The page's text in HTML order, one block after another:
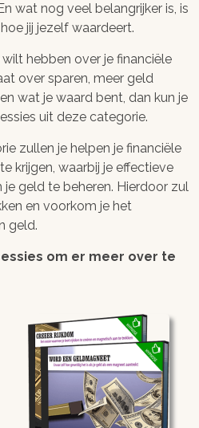
wat nog veel belangrijker is, is
jij jezelf waardeert.
hebben over je financiële
over sparen, meer geld
wat je waard bent, dan kun je
uit deze categorie.
zullen je helpen je financiële
krijgen, waarbij je effectieve
geld te beheren. Hierdoor zul
en voorkom je het
geld.
om er meer over te